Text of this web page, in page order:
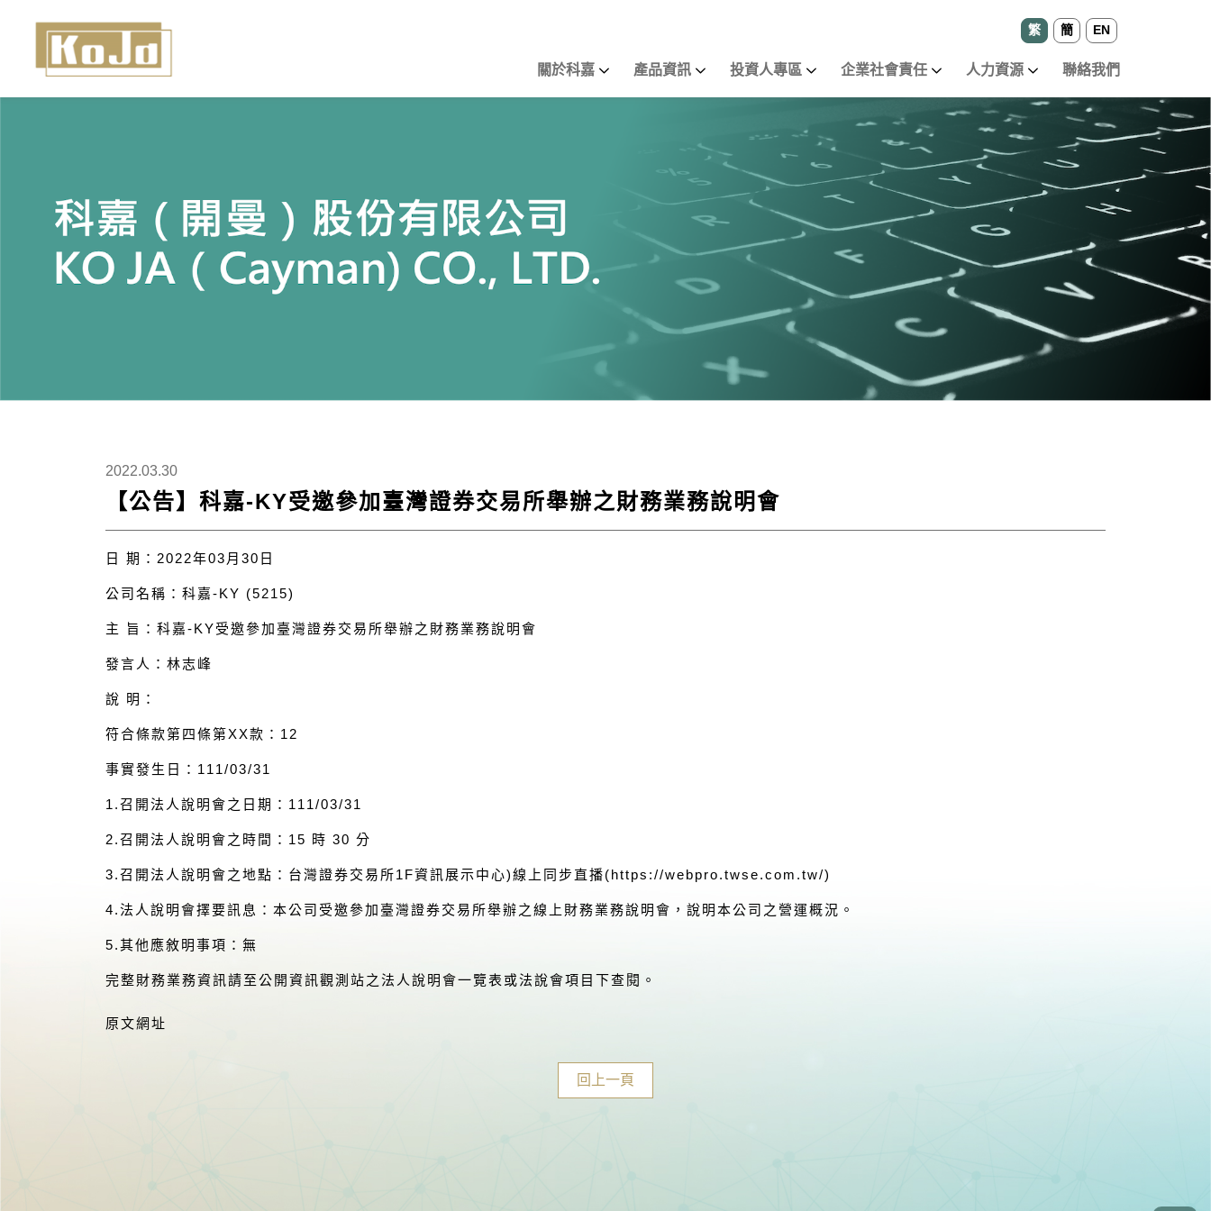
繁 簡 EN
關於科嘉 產品資訊 投資人專區 企業社會責任 人力資源 聯絡我們
2022.03.30
【公告】科嘉-KY受邀參加臺灣證券交易所舉辦之財務業務說明會
日 期：2022年03月30日
公司名稱：科嘉-KY (5215)
主 旨：科嘉-KY受邀參加臺灣證券交易所舉辦之財務業務說明會
發言人：林志峰
說 明：
符合條款第四條第XX款：12
事實發生日：111/03/31
1.召開法人說明會之日期：111/03/31
2.召開法人說明會之時間：15 時 30 分
3.召開法人說明會之地點：台灣證券交易所1F資訊展示中心)線上同步直播(https://webpro.twse.com.tw/)
4.法人說明會擇要訊息：本公司受邀參加臺灣證券交易所舉辦之線上財務業務說明會，說明本公司之營運概況。
5.其他應敘明事項：無
完整財務業務資訊請至公開資訊觀測站之法人說明會一覽表或法說會項目下查閱。
原文網址
回上一頁